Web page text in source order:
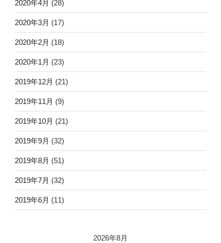
2020年4月 (28)
2020年3月 (17)
2020年2月 (18)
2020年1月 (23)
2019年12月 (21)
2019年11月 (9)
2019年10月 (21)
2019年9月 (32)
2019年8月 (51)
2019年7月 (32)
2019年6月 (11)
2026年8月